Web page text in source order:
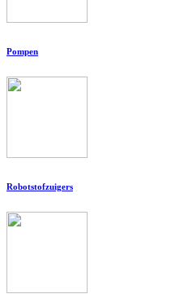
Pompen
Robotstofzuigers